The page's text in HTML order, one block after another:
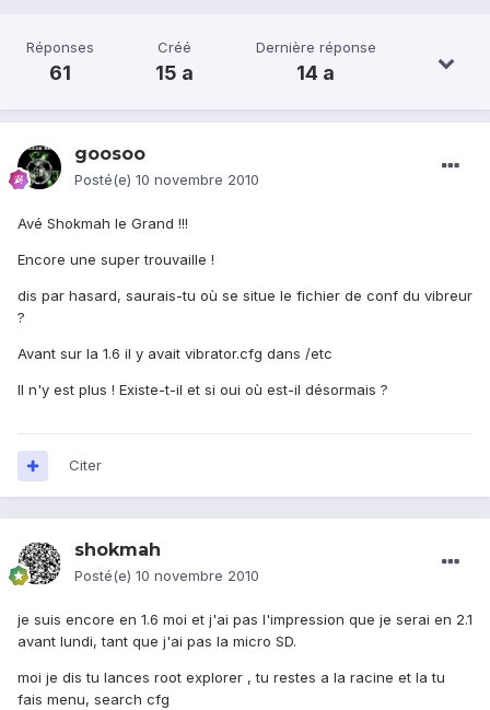
Réponses
61
Créé
15 a
Dernière réponse
14 a
goosoo
Posté(e) 10 novembre 2010
Avé Shokmah le Grand !!!
Encore une super trouvaille !
dis par hasard, saurais-tu où se situe le fichier de conf du vibreur
?
Avant sur la 1.6 il y avait vibrator.cfg dans /etc
Il n'y est plus ! Existe-t-il et si oui où est-il désormais ?
Citer
shokmah
Posté(e) 10 novembre 2010
je suis encore en 1.6 moi et j'ai pas l'impression que je serai en 2.1
avant lundi, tant que j'ai pas la micro SD.
moi je dis tu lances root explorer , tu restes a la racine et la tu
fais menu, search cfg